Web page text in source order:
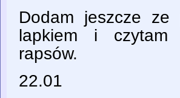
Dodam jeszcze
lapkiem i czytam
rapsów.
22.01